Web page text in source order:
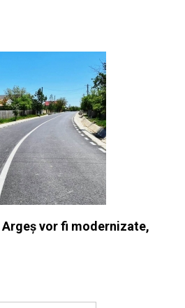
vor fi modernizate,